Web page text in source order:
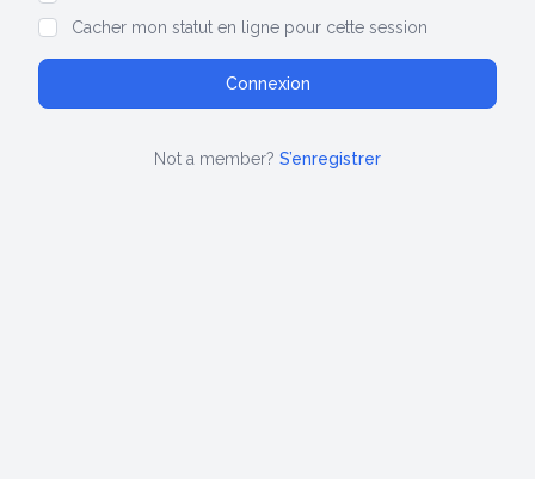
Cacher mon statut en ligne pour cette session
Not a member? S’enregistrer